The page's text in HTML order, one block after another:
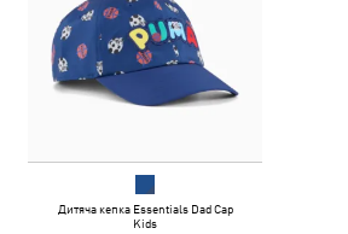
Дитяча кепка Essentials Dad Cap
Kids